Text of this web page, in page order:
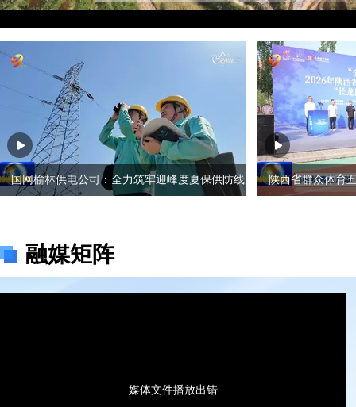
国网榆林供电公司：全力筑牢迎峰度夏保供防线 陕西省群众体育
融媒矩阵
媒体文件播放出错